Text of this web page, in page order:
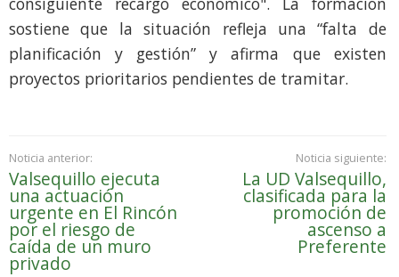
sostiene que la situación refleja una “falta de
planificación y gestión” y afirma que existen
proyectos prioritarios pendientes de tramitar.
Noticia anterior:
Valsequillo ejecuta
una actuación
urgente en El Rincón
por el riesgo de
caída de un muro
privado
Noticia siguiente:
La UD Valsequillo,
clasificada para la
promoción de
ascenso a
Preferente